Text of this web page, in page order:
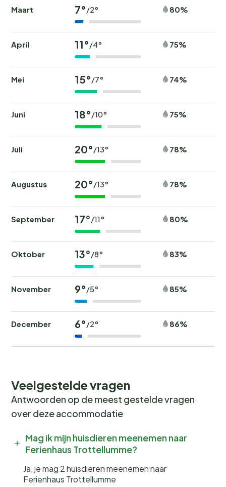
Maart 7°/2° 80%
April 11°/4° 75%
Mei 15°/7° 74%
Juni 18°/10° 75%
Juli 20°/13° 78%
Augustus 20°/13° 78%
September 17°/11° 80%
Oktober 13°/8° 83%
November 9°/5° 85%
December 6°/2° 86%
Veelgestelde vragen
Antwoorden op de meest gestelde vragen
over deze accommodatie
Mag ik mijn huisdieren meenemen naar
Ferienhaus Trottellumme?
Ja, je mag 2 huisdieren meenemen naar
Ferienhaus Trottellumme